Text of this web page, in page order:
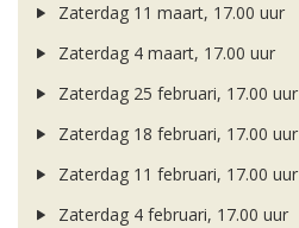
Zaterdag 11 maart, 17.00 uur
Zaterdag 4 maart, 17.00 uur
Zaterdag 25 februari, 17.00 uur
Zaterdag 18 februari, 17.00 uur
Zaterdag 11 februari, 17.00 uur
Zaterdag 4 februari, 17.00 uur